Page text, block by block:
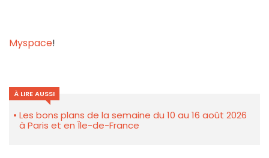
Myspace!
À LIRE AUSSI
Les bons plans de la semaine du 10 au 16 août 2026
à Paris et en Île-de-France